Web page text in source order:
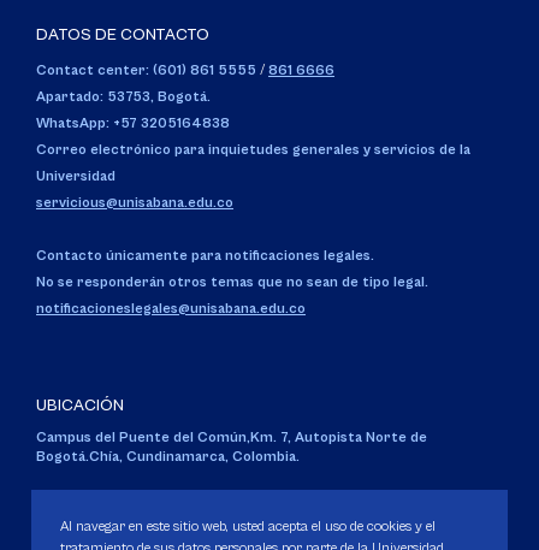
DATOS DE CONTACTO
Contact center: (601) 861 5555 / 861 6666
Apartado: 53753, Bogotá.
WhatsApp: +57 3205164838
Correo electrónico para inquietudes generales y servicios de la
Universidad
servicious@unisabana.edu.co
Contacto únicamente para notificaciones legales.
No se responderán otros temas que no sean de tipo legal.
notificacioneslegales@unisabana.edu.co
UBICACIÓN
Campus del Puente del Común, Km. 7, Autopista Norte de
Bogotá.Chía, Cundinamarca, Colombia.
Personería Jurídica:Resolución 130 del 14 de enero de 1980.
Ministerio de Educación Nacional.
Al navegar en este sitio web, usted acepta el uso de cookies y el